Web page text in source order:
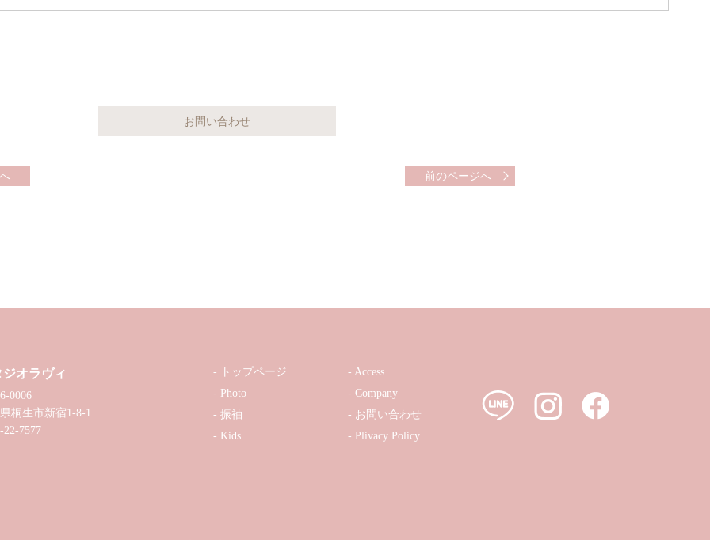
前のページへ
ジオラヴィ
0006
桐生市新宿1-8-1
22-7577
トップページ
Photo
振袖
Kids
Access
Company
お問い合わせ
Plivacy Policy